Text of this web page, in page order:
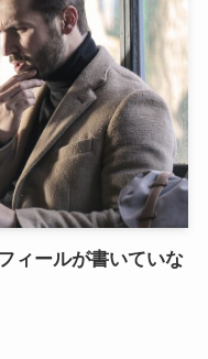
ィールが書いていな